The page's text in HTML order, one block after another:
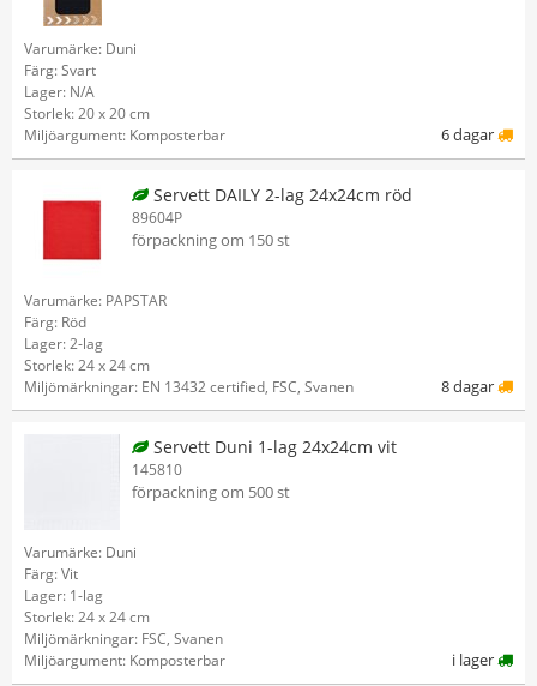
Varumärke: Duni
Färg: Svart
Lager: N/A
Storlek: 20 x 20 cm
Miljöargument: Komposterbar
6 dagar
Servett DAILY 2-lag 24x24cm röd
89604P
förpackning om 150 st
Varumärke: PAPSTAR
Färg: Röd
Lager: 2-lag
Storlek: 24 x 24 cm
Miljömärkningar: EN 13432 certified, FSC, Svanen
8 dagar
Servett Duni 1-lag 24x24cm vit
145810
förpackning om 500 st
Varumärke: Duni
Färg: Vit
Lager: 1-lag
Storlek: 24 x 24 cm
Miljömärkningar: FSC, Svanen
Miljöargument: Komposterbar
i lager